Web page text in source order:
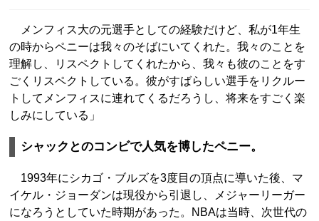
メンフィス大の元選手としての経験だけど、私が1年生
の時からペニーは我々のそばにいてくれた。我々のことを
理解し、リスペクトしてくれたから、我々も彼のことをす
ごくリスペクトしている。彼がすばらしい選手をリクルー
トしてメンフィスに連れてくるだろうし、将来をすごく楽
しみにしている」
シャックとのコンビで人気を博したペニー。
1993年にシカゴ・ブルズを3度目の頂点に導いた後、マ
イケル・ジョーダンは現役から引退し、メジャーリーガー
になろうとしていた時期があった。NBAは当時、次世代の